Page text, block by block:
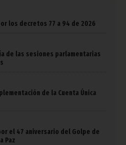
los decretos 77 a 94 de 2026
de las sesiones parlamentarias
de la Cuenta Única
el 47 aniversario del Golpe de
Paz